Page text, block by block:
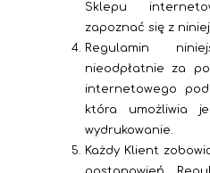
Sklepu
zapoznać się z
Regulamin
nieodpłatnie za
internetowego
która umożliwia
wydrukowanie.
Każdy Klient